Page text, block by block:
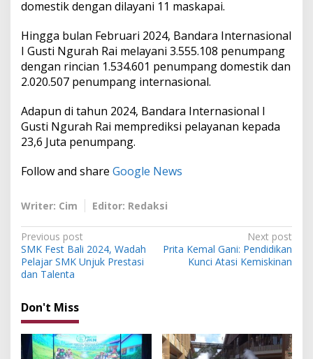
i
l
D
o
m
t
i
k
domestik dengan dilayani 11 maskapai.
Hingga bulan Februari 2024, Bandara Internasional
I Gusti Ngurah Rai melayani 3.555.108 penumpang
dengan rincian 1.534.601 penumpang domestik dan
2.020.507 penumpang internasional.
Adapun di tahun 2024, Bandara Internasional I
Gusti Ngurah Rai memprediksi pelayanan kepada
23,6 Juta penumpang.
Follow and share Google News
Writer: Cim Editor: Redaksi
P
o
s
t
n
a
Previous post
SMK Fest Bali 2024, Wadah
Pelajar SMK Unjuk Prestasi
dan Talenta
Next post
Prita Kemal Gani: Pendidikan
Kunci Atasi Kemiskinan
Don't Miss